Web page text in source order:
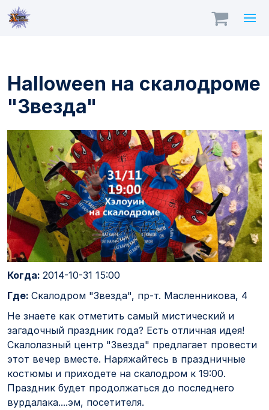
Halloween на скалодроме
"Звезда"
Когда: 2014-10-31 15:00
Где: Скалодром "Звезда", пр-т. Масленникова, 4
Не знаете как отметить самый мистический и
загадочный праздник года? Есть отличная идея!
Скалолазный центр "Звезда" предлагает провести
этот вечер вместе. Наряжайтесь в праздничные
костюмы и приходете на скалодром к 19:00.
Праздник будет продолжаться до последнего
вурдалака....эм, посетителя.